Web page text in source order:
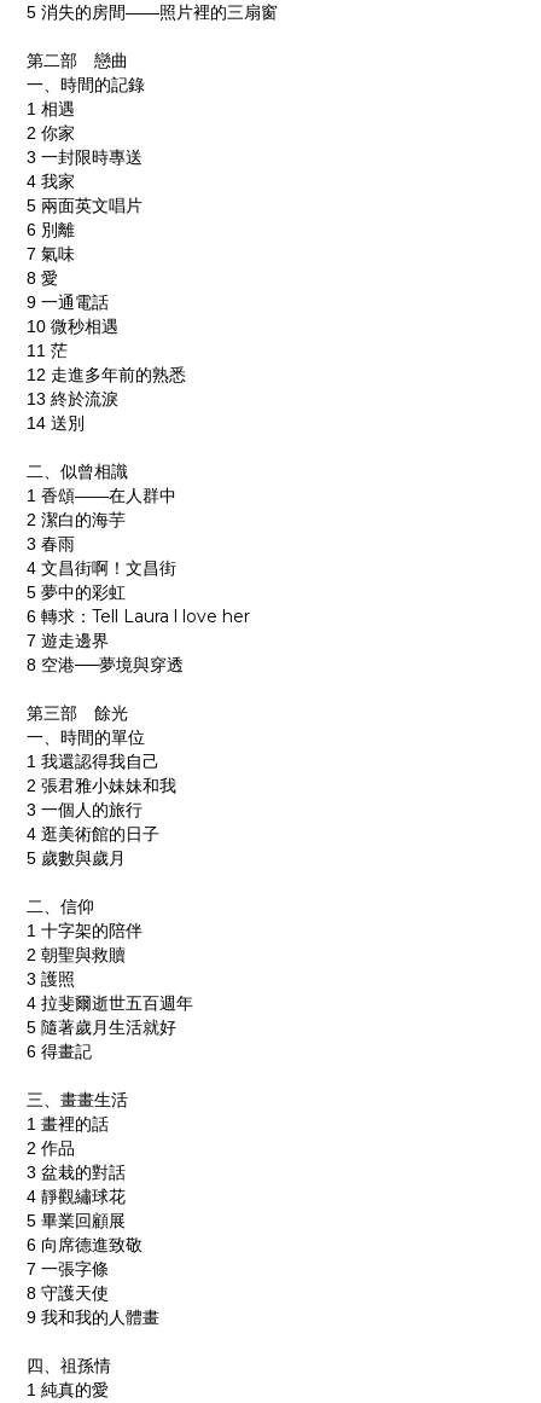
5 消失的房間——照片裡的三扇窗
第二部 戀曲
一、時間的記錄
1 相遇
2 你家
3 一封限時專送
4 我家
5 兩面英文唱片
6 別離
7 氣味
8 愛
9 一通電話
10 微秒相遇
11 茫
12 走進多年前的熟悉
13 終於流淚
14 送別
二、似曾相識
1 香頌——在人群中
2 潔白的海芋
3 春雨
4 文昌街啊！文昌街
5 夢中的彩虹
6 轉求： Tell Laura l love her
7 遊走邊界
8 空港──夢境與穿透
第三部 餘光
一、時間的單位
1 我還認得我自己
2 張君雅小妹妹和我
3 一個人的旅行
4 逛美術館的日子
5 歲數與歲月
二、信仰
1 十字架的陪伴
2 朝聖與救贖
3 護照
4 拉斐爾逝世五百週年
5 隨著歲月生活就好
6 得畫記
三、畫畫生活
1 畫裡的話
2 作品
3 盆栽的對話
4 靜觀繡球花
5 畢業回顧展
6 向席德進致敬
7 一張字條
8 守護天使
9 我和我的人體畫
四、祖孫情
1 純真的愛